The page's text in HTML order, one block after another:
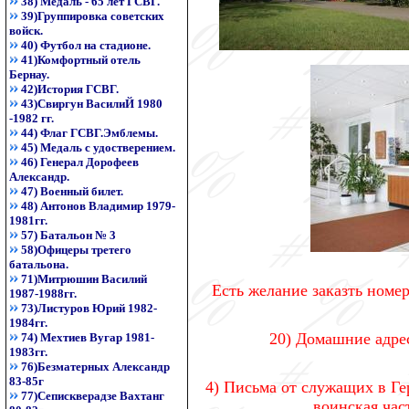
39)Группировка советских
войск.
40) Футбол на стадионе.
41)Комфортный отель
Бернау.
42)История ГСВГ.
43)Свиргун ВасилиЙ 1980
-1982 гг.
44) Флаг ГСВГ.Эмблемы.
45) Медаль с удостверением.
46) Генерал Дорофеев
Александр.
47) Военный билет.
48) Антонов Владимир 1979-
1981гг.
57) Батальон № 3
58)Офицеры третего
батальона.
71)Митрюшин Василий
1987-1988гг.
73)Листуров Юрий 1982-
1984гг.
74) Мехтиев Вугар 1981-
1983гг.
76)Безматерных Александр
83-85г
77)Сепискверадзе Вахтанг
Есть желание заказть
20) Домашние
4) Письма от служащих в